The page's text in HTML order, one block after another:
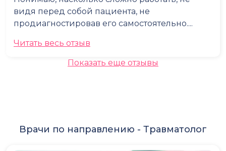
видя перед собой пациента, не
продиагностировав его самостоятельно....
Читать весь отзыв
Показать еще отзывы
Врачи по направлению - Травматолог